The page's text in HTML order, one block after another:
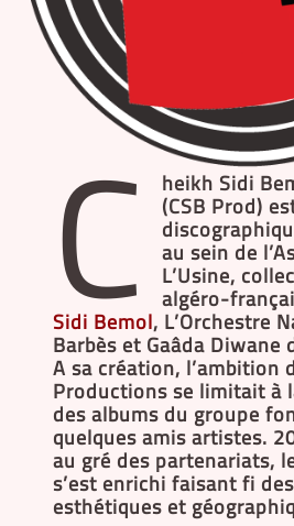
C heikh Sidi
(CSB Prod)
au sein de
L’Usine,
algéro-
Sidi Bemol, L’Orchestre
Barbès et Gaâda Diwane
A sa création, l’ambition
Productions se limitait à
des albums du groupe
quelques amis artistes.
au gré des partenariats,
s’est enrichi faisant fi
esthétiques et